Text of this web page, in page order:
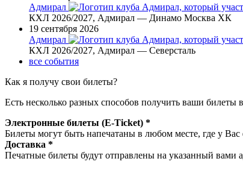
Адмирал
КХЛ 2026/2027, Адмирал — Динамо Москва ХК
19 сентября 2026
Адмирал
КХЛ 2026/2027, Адмирал — Северсталь
все события
Как я получу свои билеты?
Есть несколько разных способов получить ваши билеты
Электронные билеты (E-Ticket) *
Билеты могут быть напечатаны в любом месте, где у Вас
Доставка *
Печатные билеты будут отправлены на указанный вами